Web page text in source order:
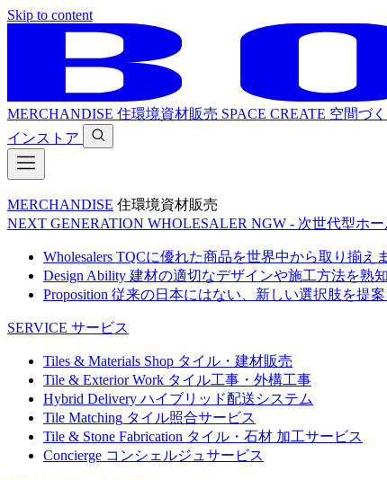
Skip to content
MERCHANDISE 住環境資材販売 SPACE CREATE 空間づく
インストア
MERCHANDISE 住環境資材販売
NEXT GENERATION WHOLESALER NGW - 次世代型ホ
Wholesalers TQCに優れた商品を世界中から取り揃えま
Design Ability 建材の適切なデザインや施工方法を熟
Proposition 従来の日本にはない、新しい選択肢を提案
SERVICE サービス
Tiles & Materials Shop タイル・建材販売
Tile & Exterior Work タイル工事・外構工事
Hybrid Delivery ハイブリッド配送システム
Tile Matching タイル照合サービス
Tile & Stone Fabrication タイル・石材 加工サービス
Concierge コンシェルジュサービス